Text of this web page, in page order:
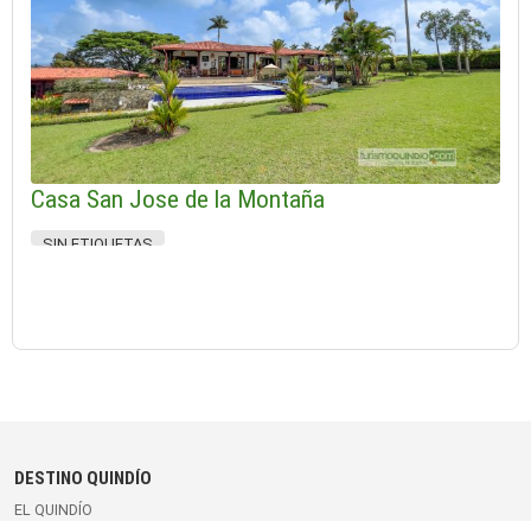
Casa San Jose de la Montaña
SIN ETIQUETAS
DESTINO QUINDÍO
EL QUINDÍO